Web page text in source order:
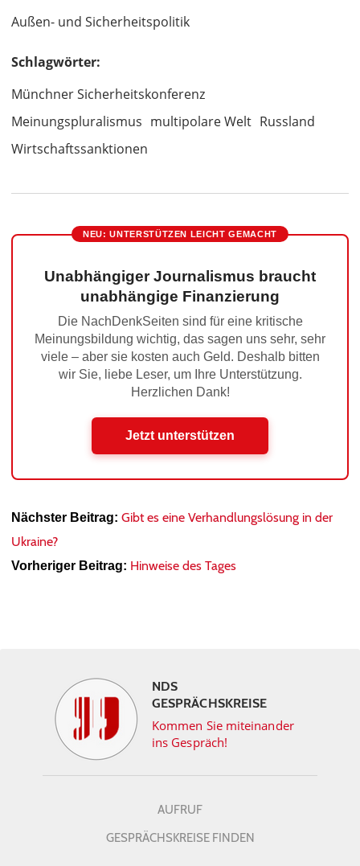
Außen- und Sicherheitspolitik
Schlagwörter:
Münchner Sicherheitskonferenz
Meinungspluralismus multipolare Welt Russland
Wirtschaftssanktionen
NEU: UNTERSTÜTZEN LEICHT GEMACHT
Unabhängiger Journalismus braucht
unabhängige Finanzierung
Die NachDenkSeiten sind für eine kritische
Meinungsbildung wichtig, das sagen uns sehr, sehr
viele – aber sie kosten auch Geld. Deshalb bitten
wir Sie, liebe Leser, um Ihre Unterstützung.
Herzlichen Dank!
Jetzt unterstützen
Nächster Beitrag: Gibt es eine Verhandlungslösung in der
Ukraine?
Vorheriger Beitrag: Hinweise des Tages
NDS
GESPRÄCHSKREISE
Kommen Sie miteinander
ins Gespräch!
AUFRUF
GESPRÄCHSKREISE FINDEN